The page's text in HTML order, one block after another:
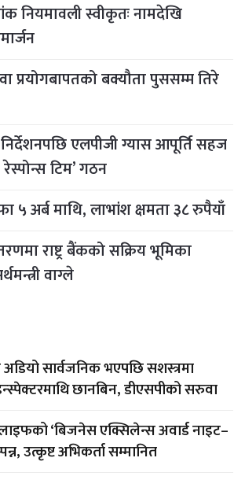
नियमावली स्वीकृतः नामदेखि
प्रयोगबापतको बक्यौता पुससम्म तिरे
निर्देशनपछि एलपीजी ग्यास आपूर्ति सहज
टिम’ गठन
५ अर्ब माथि, लाभांश क्षमता ३८ रुपैयाँ
राष्ट्र बैंकको सक्रिय भूमिका
वाग्ले
सार्वजनिक भएपछि सशस्त्रमा
छानबिन, डीएसपीको सरुवा
‘बिजनेस एक्सिलेन्स अवार्ड नाइट–
उत्कृष्ट अभिकर्ता सम्मानित